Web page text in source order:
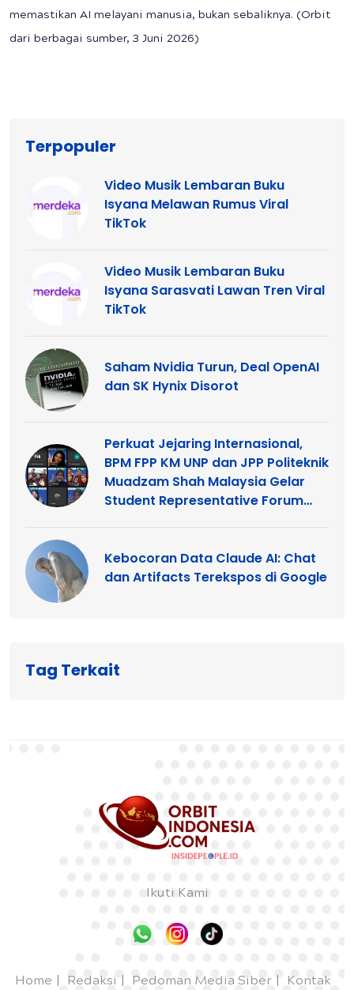
memastikan AI melayani manusia, bukan sebaliknya. (Orbit
dari berbagai sumber, 3 Juni 2026)
Terpopuler
Video Musik Lembaran Buku
Isyana Melawan Rumus Viral
TikTok
Video Musik Lembaran Buku
Isyana Sarasvati Lawan Tren Viral
TikTok
Saham Nvidia Turun, Deal OpenAI
dan SK Hynix Disorot
Perkuat Jejaring Internasional,
BPM FPP KM UNP dan JPP Politeknik
Muadzam Shah Malaysia Gelar
Student Representative Forum
Kebocoran Data Claude AI: Chat
dan Artifacts Terekspos di Google
Tag Terkait
Ikuti Kami
Home Redaksi Pedoman Media Siber Kontak